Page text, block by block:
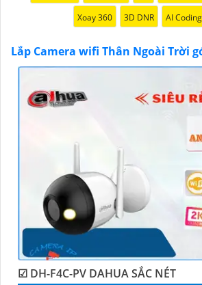
Xoay 360 3D DNR AI Coding
Lắp Camera wifi Thân Ngoài Trời
☑ DH-F4C-PV DAHUA SẮC NÉT